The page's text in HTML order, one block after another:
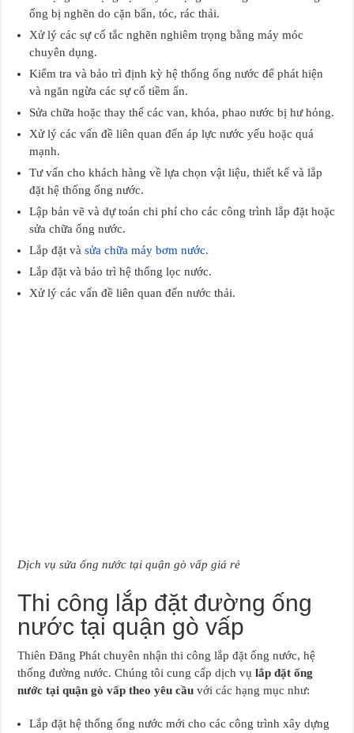
ống bị nghẽn do cặn bẩn, tóc, rác thải.
Xử lý các sự cố tắc nghẽn nghiêm trọng bằng máy móc
chuyên dụng.
Kiểm tra và bảo trì định kỳ hệ thống ống nước để phát hiện
và ngăn ngừa các sự cố tiềm ẩn.
Sửa chữa hoặc thay thế các van, khóa, phao nước bị hư hỏng.
Xử lý các vấn đề liên quan đến áp lực nước yếu hoặc quá
mạnh.
Tư vấn cho khách hàng về lựa chọn vật liệu, thiết kế và lắp
đặt hệ thống ống nước.
Lập bản vẽ và dự toán chi phí cho các công trình lắp đặt hoặc
sửa chữa ống nước.
Lắp đặt vàsửa chữa máy bơm nước.
Lắp đặt và bảo trì hệ thống lọc nước.
Xử lý các vấn đề liên quan đến nước thải.
Dịch vụ sửa ống nước tại quận gò vấp giá rẻ
Thi công lắp đặt đường ống
nước tại quận gò vấp
Thiên Đăng Phát chuyên nhận thi công lắp đặt ống nước, hệ
thống đường nước. Chúng tôi cung cấp dịch vụlắp đặt ống
nước tại quận gò vấp theo yêu cầu với các hạng mục như:
Lắp đặt hệ thống ống nước mới cho các công trình xây dựng